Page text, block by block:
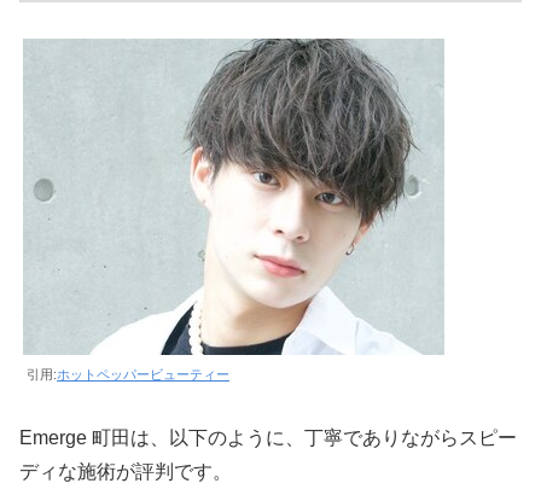
引用:ホットペッパービューティー
Emerge 町田は、以下のように、丁寧でありながらスピー
ディな施術が評判です。